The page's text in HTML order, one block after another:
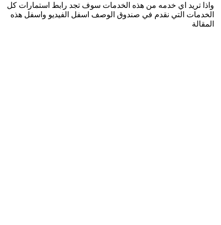
واذا تريد اي خدمه من هذه الخدمات سوف تجد رابط استمارات كل
الخدمات التي نقدم في صندوق الوصف اسفل الفيديو واسفل هذه
المقالة